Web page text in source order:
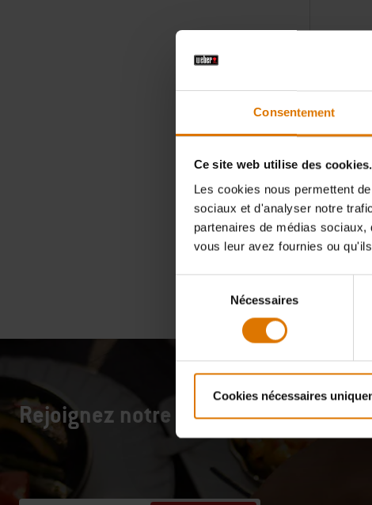
Consentement
Ce site web utilise des cookies.
Les cookies nous permettent
sociaux et d'analyser notre
partenaires de médias
vous leur avez fournies ou
consentement
Nécessaires
Cookies nécessaires
Spray
Protégez
9,99 €
TVA incluse,
Color
Rejoignez notre communauté : 10 %